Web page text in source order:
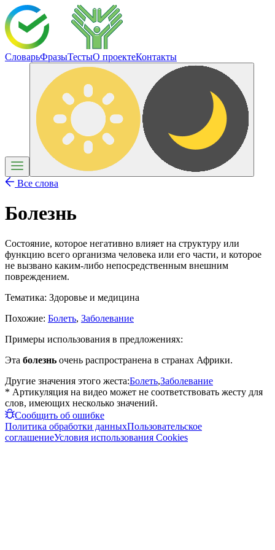
СловарьФразыТестыО проектеКонтакты
Все слова
Болезнь
Состояние, которое негативно влияет на структуру или
функцию всего организма человека или его части, и которое
не вызвано каким-либо непосредственным внешним
повреждением.
Тематика: Здоровье и медицина
Похожие: Болеть, Заболевание
Примеры использования в предложениях:
Эта болезнь очень распространена в странах Африки.
Другие значения этого жеста:Болеть,Заболевание
* Артикуляция на видео может не соответствовать жесту для
слов, имеющих несколько значений.
Сообщить об ошибке
Политика обработки данныхПользовательское
соглашениеУсловия использования Cookies